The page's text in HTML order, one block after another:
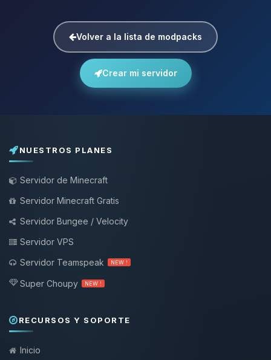
Volver a la lista de modpacks
Crear mi servidor
NUESTROS PLANES
Servidor de Minecraft
Servidor Minecraft Gratis
Servidor Bungee / Velocity
Servidor VPS
Servidor Teamspeak
NEW !
Super Choupy NEW !
RECURSOS Y SOPORTE
Inicio